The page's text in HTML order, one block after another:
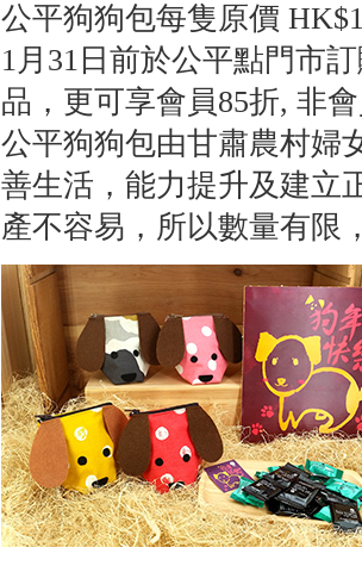
公平狗狗包每隻原價
1月31日前於公平點門市
品，更可享會員85折, 非
公平狗狗包由甘肅農村婦
善生活，能力提升及建立
產不容易，所以數量有限